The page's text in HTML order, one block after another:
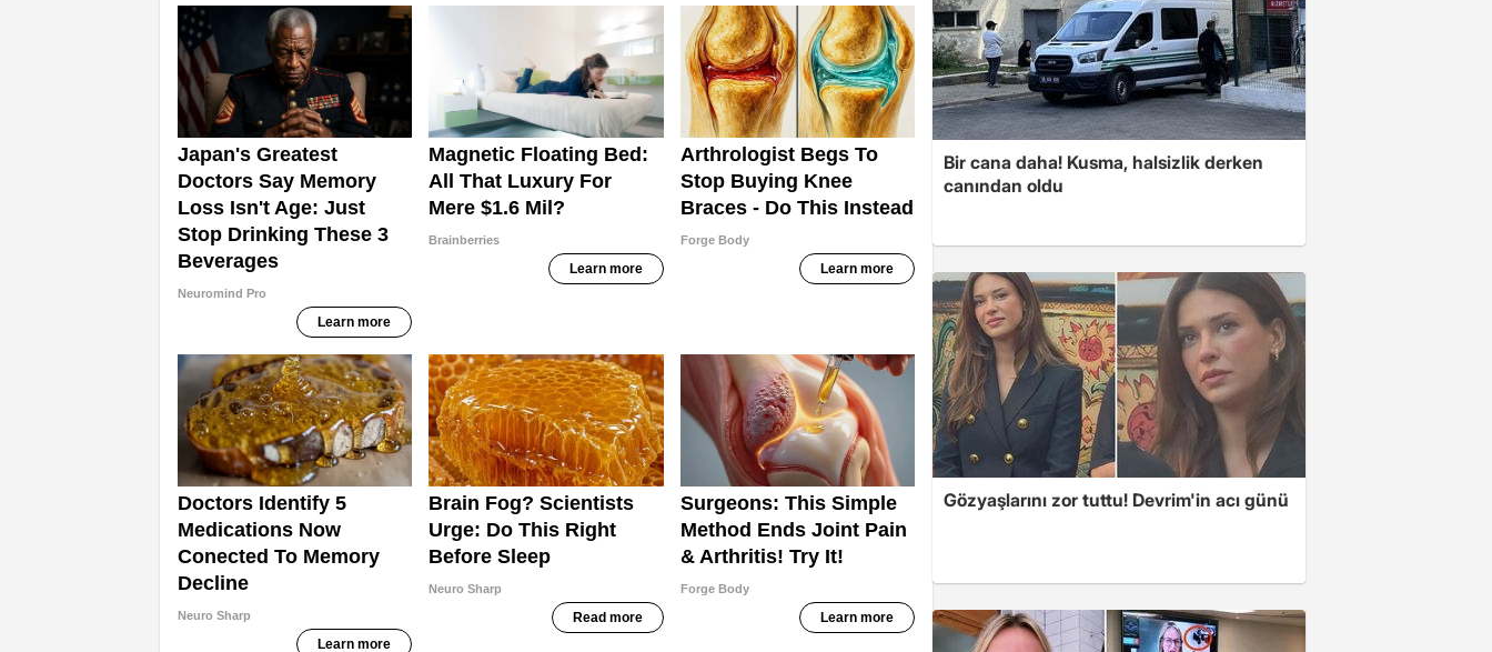
Bir cana daha! Kusma, halsizlik derken
canından oldu
Gözyaşlarını zor tuttu! Devrim'in acı günü